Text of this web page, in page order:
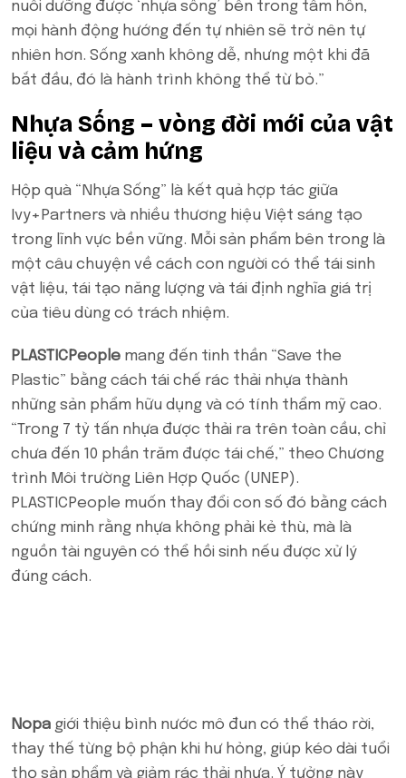
nuôi dưỡng được ‘nhựa sống’ bên trong tâm hồn,
mọi hành động hướng đến tự nhiên sẽ trở nên tự
nhiên hơn. Sống xanh không dễ, nhưng một khi đã
bắt đầu, đó là hành trình không thể từ bỏ.”
Nhựa Sống – vòng đời mới của vật
liệu và cảm hứng
Hộp quà “Nhựa Sống” là kết quả hợp tác giữa
Ivy+Partners và nhiều thương hiệu Việt sáng tạo
trong lĩnh vực bền vững. Mỗi sản phẩm bên trong là
một câu chuyện về cách con người có thể tái sinh
vật liệu, tái tạo năng lượng và tái định nghĩa giá trị
của tiêu dùng có trách nhiệm.
PLASTICPeople mang đến tinh thần “Save the
Plastic” bằng cách tái chế rác thải nhựa thành
những sản phẩm hữu dụng và có tính thẩm mỹ cao.
“Trong 7 tỷ tấn nhựa được thải ra trên toàn cầu, chỉ
chưa đến 10 phần trăm được tái chế,” theo Chương
trình Môi trường Liên Hợp Quốc (UNEP).
PLASTICPeople muốn thay đổi con số đó bằng cách
chứng minh rằng nhựa không phải kẻ thù, mà là
nguồn tài nguyên có thể hồi sinh nếu được xử lý
đúng cách.
Nopa giới thiệu bình nước mô đun có thể tháo rời,
thay thế từng bộ phận khi hư hỏng, giúp kéo dài tuổi
thọ sản phẩm và giảm rác thải nhựa. Ý tưởng này